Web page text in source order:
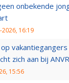
onbekende
2026, 16:19
zich aan bij ANVR
15:56